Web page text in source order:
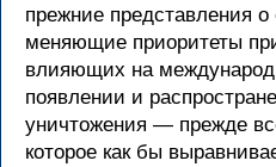
прежние представления о
меняющие приоритеты
влияющих на
появлении и
уничтожения — прежде
которое как бы